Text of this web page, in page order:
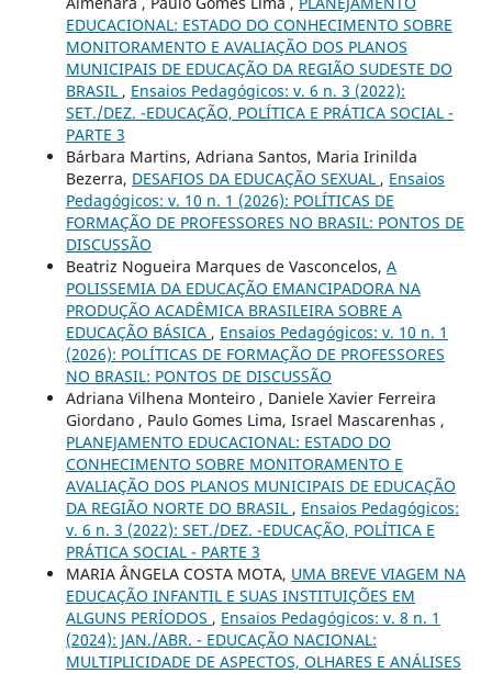
EDUCACIONAL: ESTADO DO CONHECIMENTO SOBRE
MONITORAMENTO E AVALIAÇÃO DOS PLANOS
MUNICIPAIS DE EDUCAÇÃO DA REGIÃO SUDESTE DO
BRASIL , Ensaios Pedagógicos: v. 6 n. 3 (2022):
SET./DEZ. -EDUCAÇÃO, POLÍTICA E PRÁTICA SOCIAL -
PARTE 3
Bárbara Martins, Adriana Santos, Maria Irinilda
Bezerra, DESAFIOS DA EDUCAÇÃO SEXUAL , Ensaios
Pedagógicos: v. 10 n. 1 (2026): POLÍTICAS DE
FORMAÇÃO DE PROFESSORES NO BRASIL: PONTOS DE
DISCUSSÃO
Beatriz Nogueira Marques de Vasconcelos, A
POLISSEMIA DA EDUCAÇÃO EMANCIPADORA NA
PRODUÇÃO ACADÊMICA BRASILEIRA SOBRE A
EDUCAÇÃO BÁSICA , Ensaios Pedagógicos: v. 10 n. 1
(2026): POLÍTICAS DE FORMAÇÃO DE PROFESSORES
NO BRASIL: PONTOS DE DISCUSSÃO
Adriana Vilhena Monteiro , Daniele Xavier Ferreira
Giordano , Paulo Gomes Lima, Israel Mascarenhas ,
PLANEJAMENTO EDUCACIONAL: ESTADO DO
CONHECIMENTO SOBRE MONITORAMENTO E
AVALIAÇÃO DOS PLANOS MUNICIPAIS DE EDUCAÇÃO
DA REGIÃO NORTE DO BRASIL , Ensaios Pedagógicos:
v. 6 n. 3 (2022): SET./DEZ. -EDUCAÇÃO, POLÍTICA E
PRÁTICA SOCIAL - PARTE 3
MARIA ÂNGELA COSTA MOTA, UMA BREVE VIAGEM NA
EDUCAÇÃO INFANTIL E SUAS INSTITUIÇÕES EM
ALGUNS PERÍODOS , Ensaios Pedagógicos: v. 8 n. 1
(2024): JAN./ABR. - EDUCAÇÃO NACIONAL:
MULTIPLICIDADE DE ASPECTOS, OLHARES E ANÁLISES